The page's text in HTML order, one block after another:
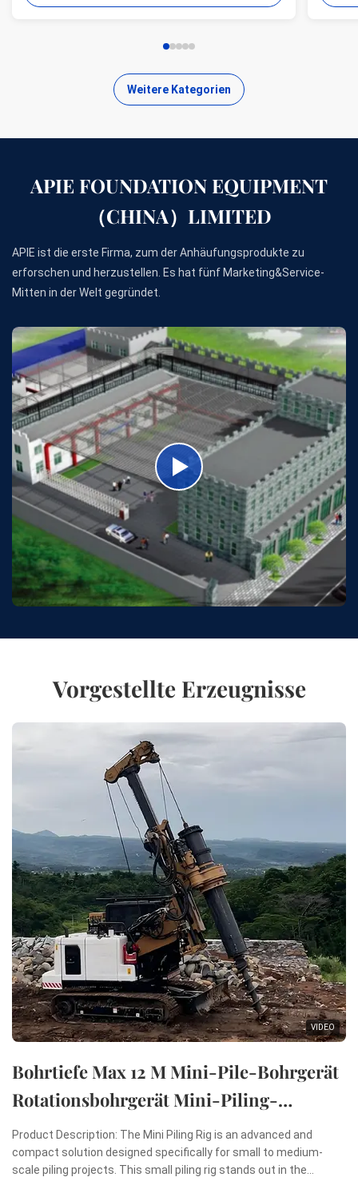
construction users. While providing customized
Weitere Kategorien
APIE FOUNDATION EQUIPMENT
（CHINA）LIMITED
APIE ist die erste Firma, zum der Anhäufungsprodukte zu
erforschen und herzustellen. Es hat fünf Marketing&Service-
Mitten in der Welt gegründet.
Vorgestellte Erzeugnisse
VIDEO
Bohrtiefe Max 12 M Mini-Pile-Bohrgerät
Rotationsbohrgerät Mini-Piling-
Maschine
Product Description: The Mini Piling Rig is an advanced and
compact solution designed specifically for small to medium-
scale piling projects. This small piling rig stands out in the